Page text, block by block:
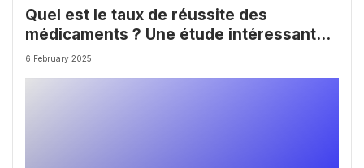
Quel est le taux de réussite des
médicaments ? Une étude intéressante
chez les Big Pharmas
6 February 2025